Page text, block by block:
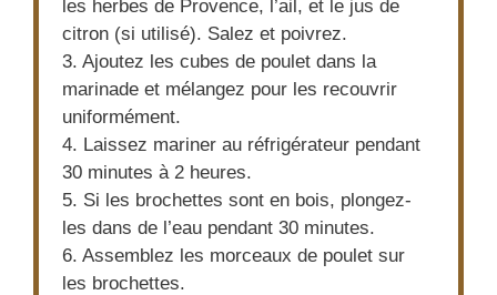
les herbes de Provence, l’ail, et le jus de
citron (si utilisé). Salez et poivrez.
3. Ajoutez les cubes de poulet dans la
marinade et mélangez pour les recouvrir
uniformément.
4. Laissez mariner au réfrigérateur pendant
30 minutes à 2 heures.
5. Si les brochettes sont en bois, plongez-
les dans de l’eau pendant 30 minutes.
6. Assemblez les morceaux de poulet sur
les brochettes.